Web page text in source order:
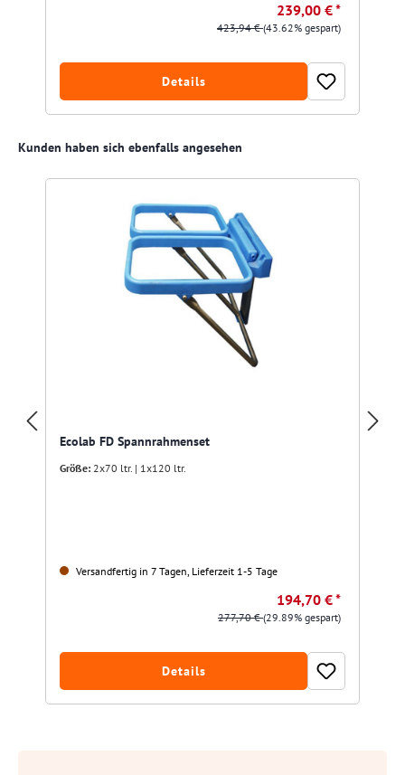
239,00 € *
423,94 €(43.62% gespart)
Details
Produktgalerie überspringen
Kunden haben sich ebenfalls angesehen
Ecolab FD Spannrahmenset
Größe: 2x70 ltr. | 1x120 ltr.
Versandfertig in 7 Tagen, Lieferzeit 1-5 Tage
194,70 € *
277,70 €(29.89% gespart)
Details